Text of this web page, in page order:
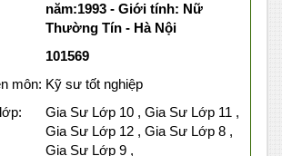
năm:1993 - Giới tính: Nữ
Thường Tín - Hà Nội
101569
môn: Kỹ sư tốt nghiệp
Gia Sư Lớp 10 , Gia Sư Lớp 11 ,
Gia Sư Lớp 12 , Gia Sư Lớp 8 ,
Gia Sư Lớp 9 ,